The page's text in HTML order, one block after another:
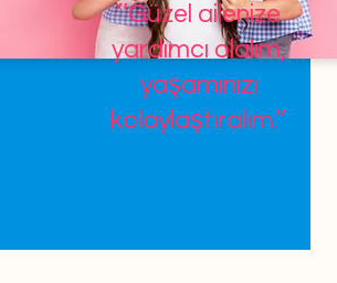
’’Güzel ailenize
yardımcı olalım,
yaşamınızı
kolaylaştıralım.’’